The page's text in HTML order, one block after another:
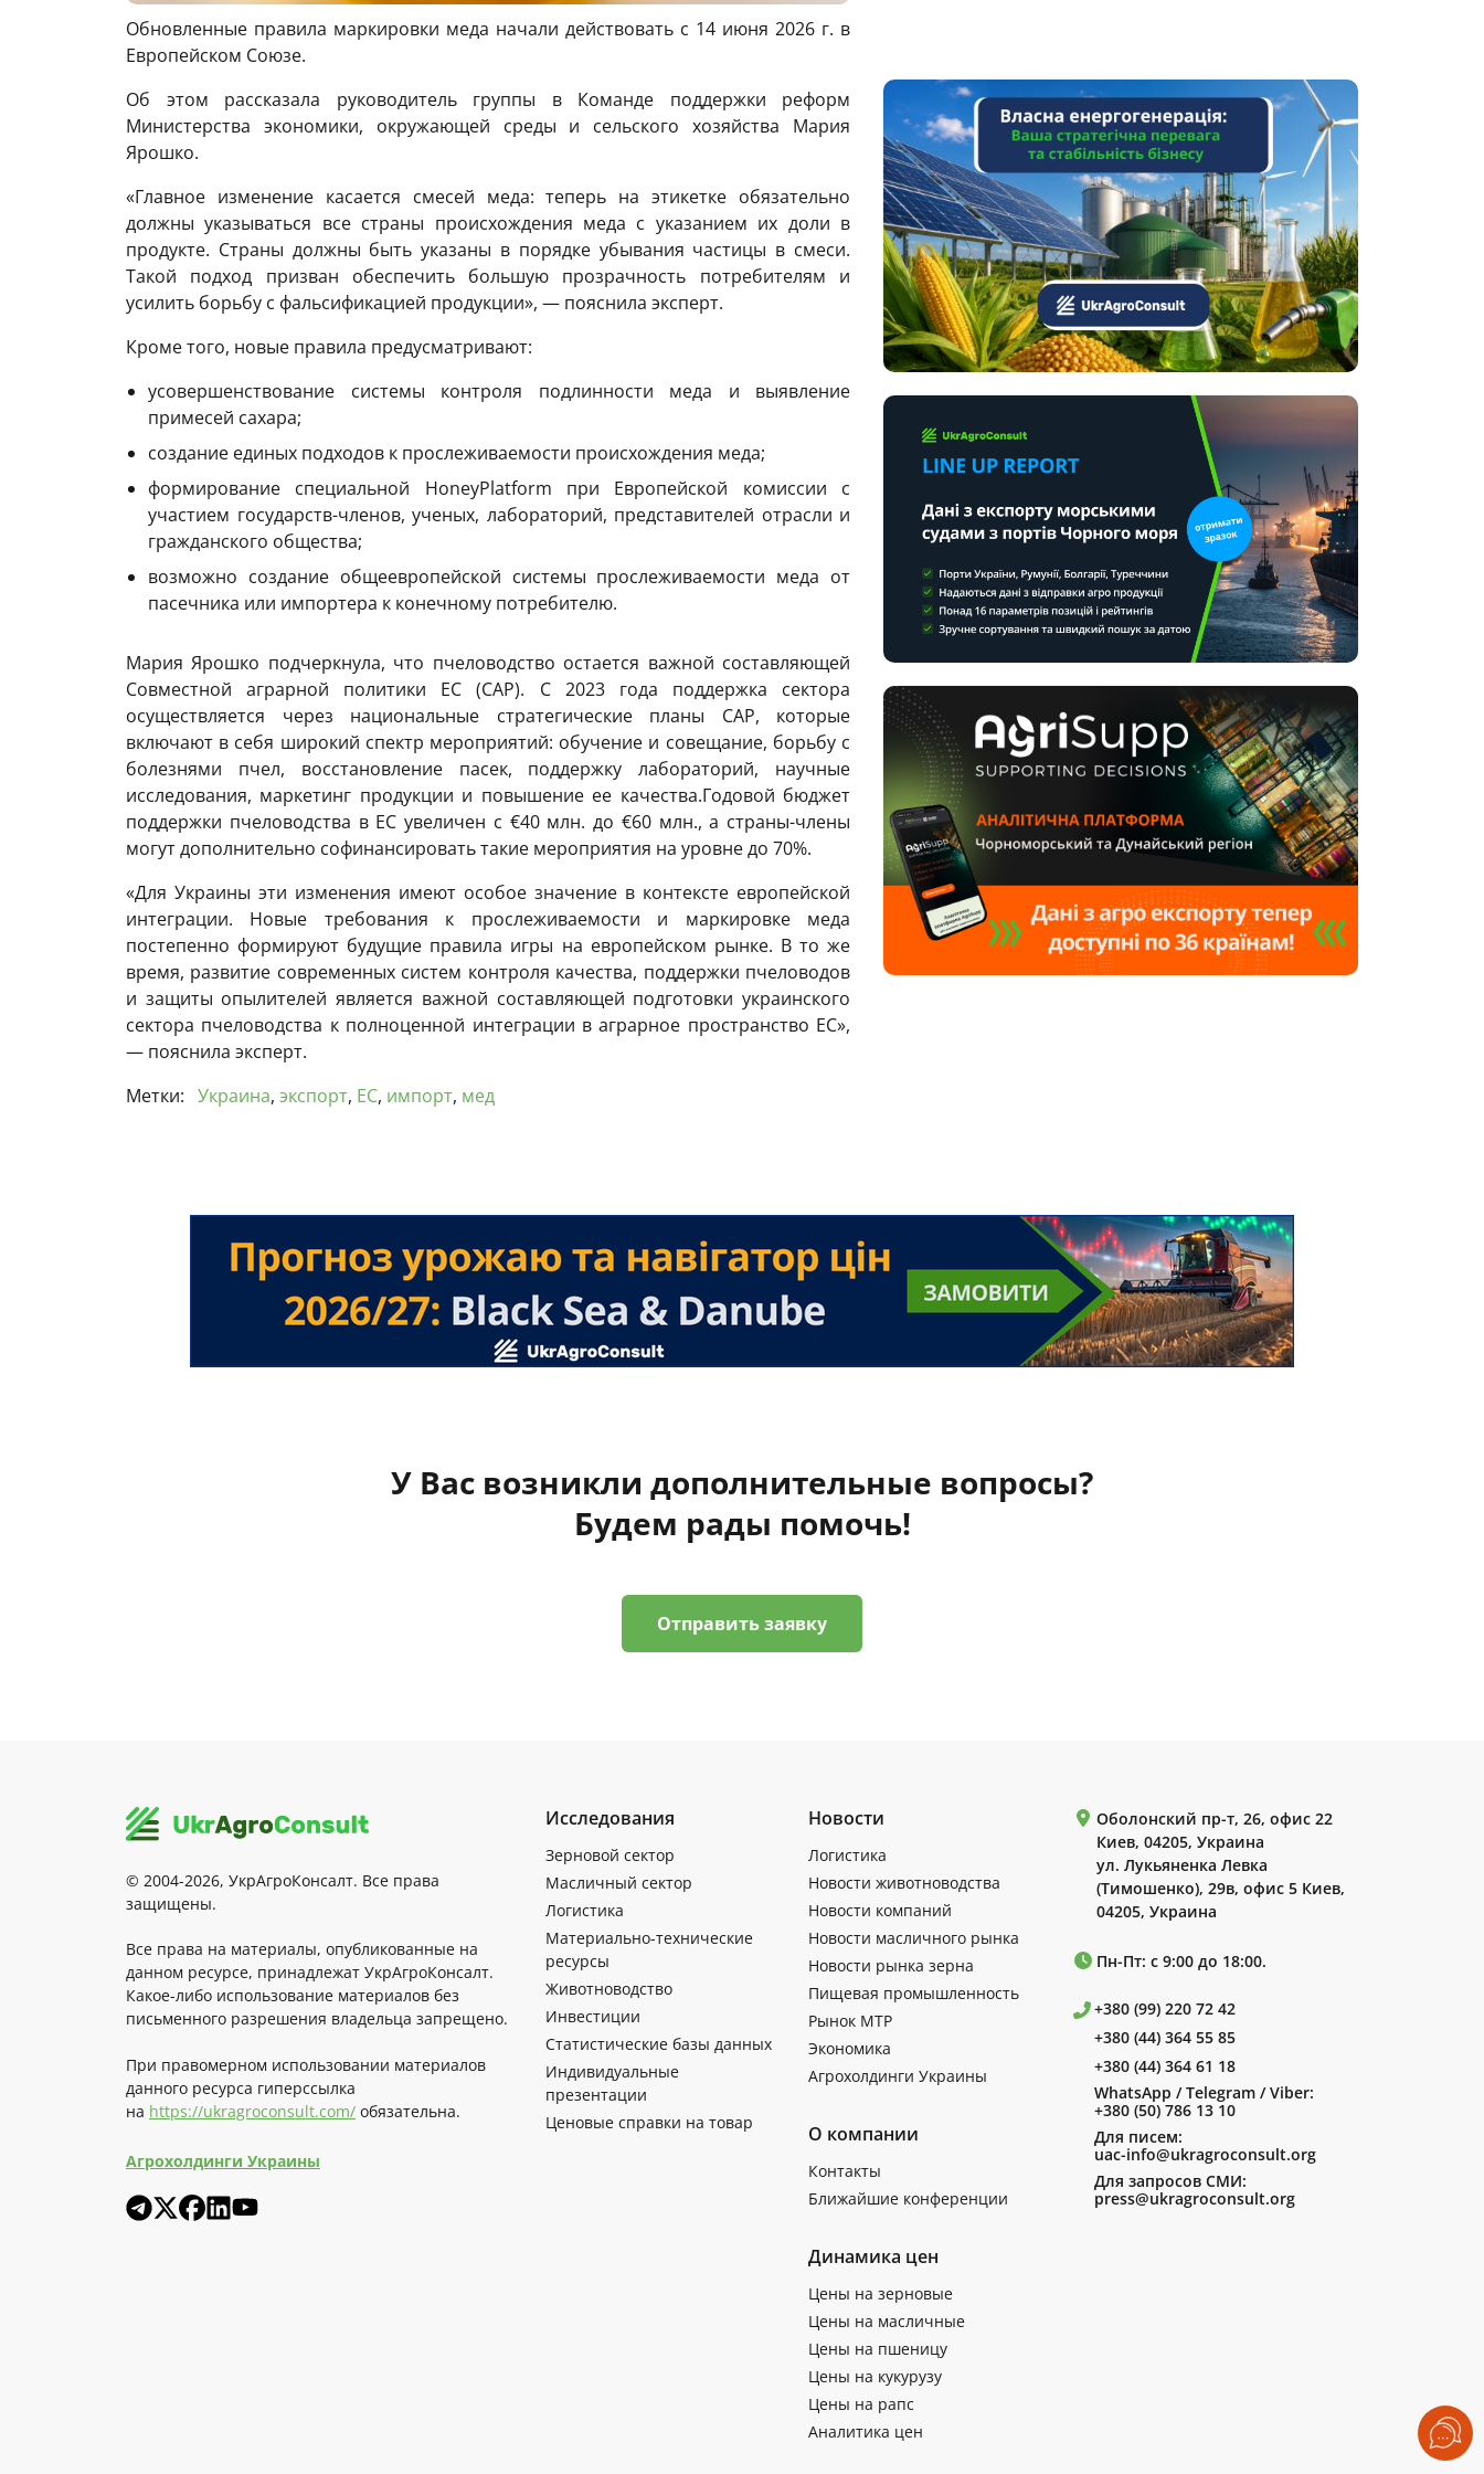
Обновленные правила маркировки меда начали действовать с 14 июня 2026 г. в
Европейском Союзе.
Об этом рассказала руководитель группы в Команде поддержки реформ
Министерства экономики, окружающей среды и сельского хозяйства Мария
Ярошко.
«Главное изменение касается смесей меда: теперь на этикетке обязательно
должны указываться все страны происхождения меда с указанием их доли в
продукте. Страны должны быть указаны в порядке убывания частицы в смеси.
Такой подход призван обеспечить большую прозрачность потребителям и
усилить борьбу с фальсификацией продукции», — пояснила эксперт.
Кроме того, новые правила предусматривают:
усовершенствование системы контроля подлинности меда и выявление
примесей сахара;
создание единых подходов к прослеживаемости происхождения меда;
формирование специальной HoneyPlatform при Европейской комиссии с
участием государств-членов, ученых, лабораторий, представителей отрасли и
гражданского общества;
возможно создание общеевропейской системы прослеживаемости меда от
пасечника или импортера к конечному потребителю.
Мария Ярошко подчеркнула, что пчеловодство остается важной составляющей
Совместной аграрной политики ЕС (CAP). С 2023 года поддержка сектора
осуществляется через национальные стратегические планы CAP, которые
включают в себя широкий спектр мероприятий: обучение и совещание, борьбу с
болезнями пчел, восстановление пасек, поддержку лабораторий, научные
исследования, маркетинг продукции и повышение ее качества.Годовой бюджет
поддержки пчеловодства в ЕС увеличен с €40 млн. до €60 млн., а страны-члены
могут дополнительно софинансировать такие мероприятия на уровне до 70%.
«Для Украины эти изменения имеют особое значение в контексте европейской
интеграции. Новые требования к прослеживаемости и маркировке меда
постепенно формируют будущие правила игры на европейском рынке. В то же
время, развитие современных систем контроля качества, поддержки пчеловодов
и защиты опылителей является важной составляющей подготовки украинского
сектора пчеловодства к полноценной интеграции в аграрное пространство ЕС»,
— пояснила эксперт.
Метки: Украина, экспорт, ЕС, импорт, мед
У Вас возникли дополнительные вопросы?
Будем рады помочь!
Отправить заявку
© 2004-2026, УкрАгроКонсалт. Все права
защищены.
Все права на материалы, опубликованные на
данном ресурсе, принадлежат УкрАгроКонсалт.
Какое-либо использование материалов без
письменного разрешения владельца запрещено.
При правомерном использовании материалов
данного ресурса гиперссылка
на https://ukragroconsult.com/ обязательна.
Агрохолдинги Украины
Исследования
Зерновой сектор
Масличный сектор
Логистика
Материально-технические
ресурсы
Животноводство
Инвестиции
Статистические базы данных
Индивидуальные
презентации
Ценовые справки на товар
Новости
Логистика
Новости животноводства
Новости компаний
Новости масличного рынка
Новости рынка зерна
Пищевая промышленность
Рынок МТР
Экономика
Агрохолдинги Украины
О компании
Контакты
Ближайшие конференции
Динамика цен
Цены на зерновые
Цены на масличные
Цены на пшеницу
Цены на кукурузу
Цены на рапс
Аналитика цен
Оболонский пр-т, 26, офис 22
Киев, 04205, Украина
ул. Лукьяненка Левка
(Тимошенко), 29в, офис 5 Киев,
04205, Украина
Пн-Пт: с 9:00 до 18:00.
+380 (99) 220 72 42
+380 (44) 364 55 85
+380 (44) 364 61 18
WhatsApp / Telegram / Viber:
+380 (50) 786 13 10
Для писем:
uac-info@ukragroconsult.org
Для запросов СМИ:
press@ukragroconsult.org